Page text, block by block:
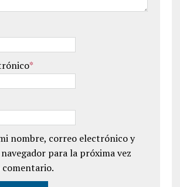
*
nombre, correo electrónico y
para la próxima vez
comentario.